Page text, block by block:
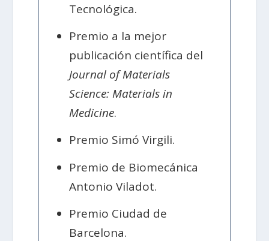
Tecnológica.
Premio a la mejor
publicación científica del
Journal of Materials
Science: Materials in
Medicine.
Premio Simó Virgili.
Premio de Biomecánica
Antonio Viladot.
Premio Ciudad de
Barcelona.